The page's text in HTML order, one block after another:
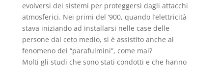
evolversi dei sistemi per proteggersi dagli attacchi
atmosferici. Nei primi del ‘900, quando l’elettricità
stava iniziando ad installarsi nelle case delle
persone dal ceto medio, si è assistito anche al
fenomeno dei “parafulmini”, come mai?
Molti gli studi che sono stati condotti e che hanno